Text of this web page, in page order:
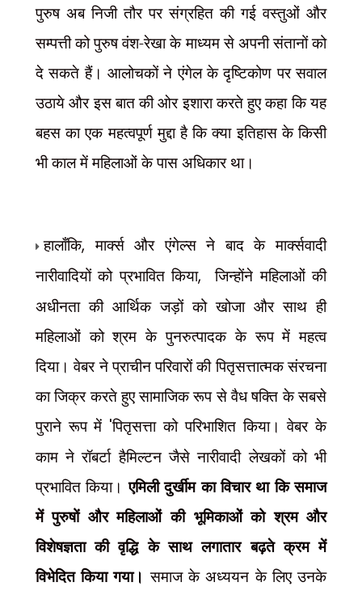
पुरुष अब निजी तौर पर संग्रहित की गई वस्तुओं और
सम्पत्ती को पुरुष वंश-रेखा के माध्यम से अपनी संतानों को
दे सकते हैं। आलोचकों ने एंगेल के दृष्टिकोण पर सवाल
उठाये और इस बात की ओर इशारा करते हुए कहा कि यह
बहस का एक महत्वपूर्ण मुद्दा है कि क्या इतिहास के किसी
भी काल में महिलाओं के पास अधिकार था।
हालाँकि,मार्क्स और एंगेल्स ने बाद के मार्क्सवादी
नारीवादियों को प्रभावित किया,जिन्होंने महिलाओं की
अधीनता की आर्थिक जड़ों को खोजा और साथ ही
महिलाओं को श्रम के पुनरुत्पादक के रूप में महत्व
दिया। वेबर ने प्राचीन परिवारों की पितृसत्तात्मक संरचना
का जिक्र करते हुए सामाजिक रूप से वैध षक्ति के सबसे
पुराने रूप में 'पितृसत्ता को परिभाशित किया। वेबर के
काम ने रॉबर्टा हैमिल्टन जैसे नारीवादी लेखकों को भी
प्रभावित किया।एमिली दुर्खीम का विचार था कि समाज
में पुरुषों और महिलाओं की भूमिकाओं को श्रम और
विशेषज्ञता की वृद्धि के साथ लगातार बढ़ते क्रम में
विभेदित किया गया। समाज के अध्ययन के लिए उनके